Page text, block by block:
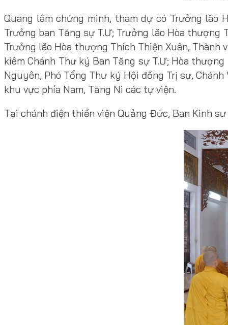
Quang lâm chứng minh, tham dự có Trưởng lão
Trưởng ban Tăng sự T.Ư; Trưởng lão Hòa
Trưởng lão Hòa thượng Thích Thiện Xuân, Thành
kiêm Chánh Thư ký Ban Tăng sự T.Ư; Hòa
Nguyên, Phó Tổng Thư ký Hội đồng Trị sự,
khu vực phía Nam, Tăng Ni các tự viện.
Tại chánh điện thiền viện Quảng Đức, Ban Kinh